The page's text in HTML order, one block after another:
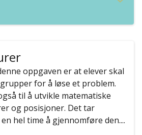
oppgaven er at elever skal
for å løse et problem.
til å utvikle matematiske
og posisjoner. Det tar
hel time å gjennomføre den....